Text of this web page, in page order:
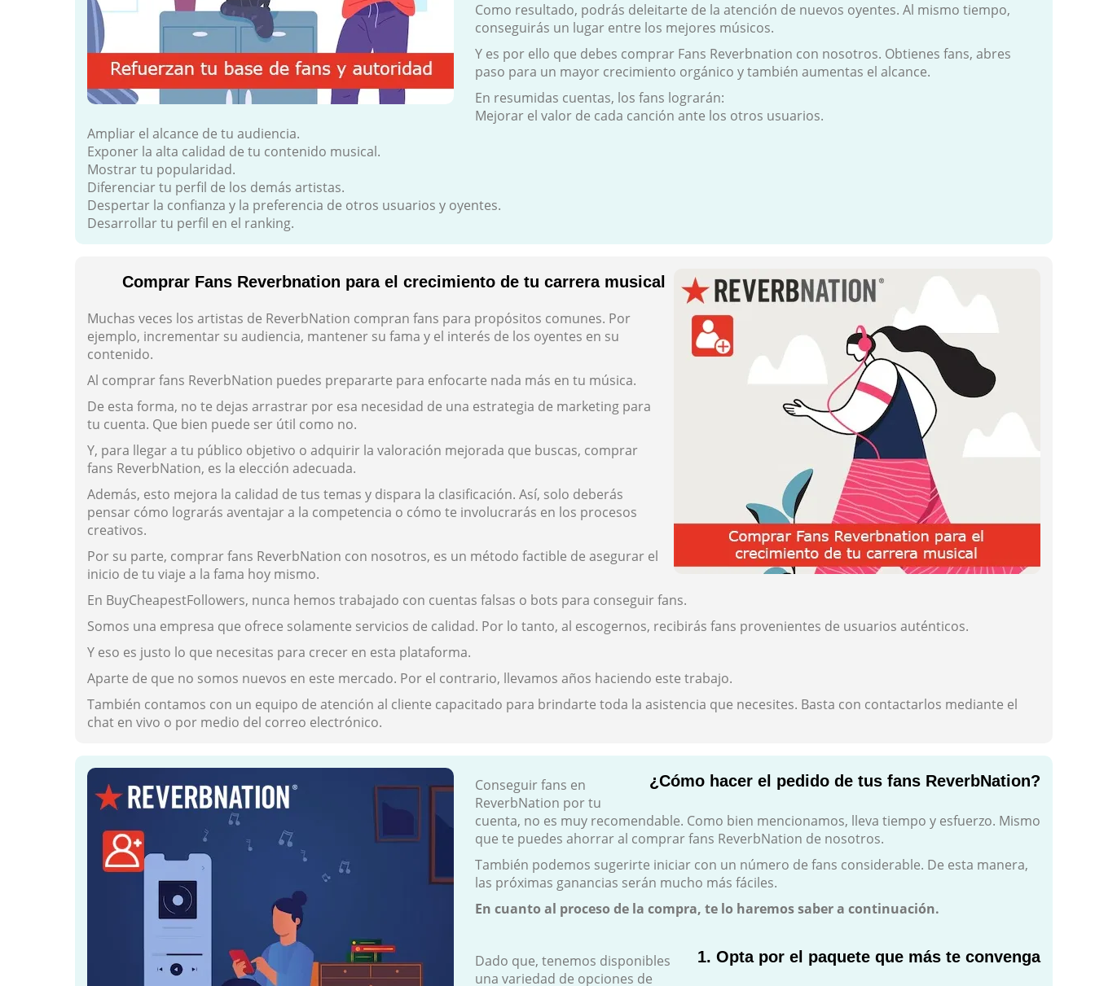
Como resultado, podrás deleitarte de la atención de nuevos oyentes. Al mismo tiempo,
conseguirás un lugar entre los mejores músicos.
Y es por ello que debes comprar Fans Reverbnation con nosotros. Obtienes fans, abres
paso para un mayor crecimiento orgánico y también aumentas el alcance.
En resumidas cuentas, los fans lograrán:
Mejorar el valor de cada canción ante los otros usuarios.
Ampliar el alcance de tu audiencia.
Exponer la alta calidad de tu contenido musical.
Mostrar tu popularidad.
Diferenciar tu perfil de los demás artistas.
Despertar la confianza y la preferencia de otros usuarios y oyentes.
Desarrollar tu perfil en el ranking.
Comprar Fans Reverbnation para el crecimiento de tu carrera musical
Muchas veces los artistas de ReverbNation compran fans para propósitos comunes. Por
ejemplo, incrementar su audiencia, mantener su fama y el interés de los oyentes en su
contenido.
Al comprar fans ReverbNation puedes prepararte para enfocarte nada más en tu música.
De esta forma, no te dejas arrastrar por esa necesidad de una estrategia de marketing para
tu cuenta. Que bien puede ser útil como no.
Y, para llegar a tu público objetivo o adquirir la valoración mejorada que buscas, comprar
fans ReverbNation, es la elección adecuada.
Además, esto mejora la calidad de tus temas y dispara la clasificación. Así, solo deberás
pensar cómo lograrás aventajar a la competencia o cómo te involucrarás en los procesos
creativos.
Por su parte, comprar fans ReverbNation con nosotros, es un método factible de asegurar el
inicio de tu viaje a la fama hoy mismo.
En BuyCheapestFollowers, nunca hemos trabajado con cuentas falsas o bots para conseguir fans.
Somos una empresa que ofrece solamente servicios de calidad. Por lo tanto, al escogernos, recibirás fans provenientes de usuarios auténticos.
Y eso es justo lo que necesitas para crecer en esta plataforma.
Aparte de que no somos nuevos en este mercado. Por el contrario, llevamos años haciendo este trabajo.
También contamos con un equipo de atención al cliente capacitado para brindarte toda la asistencia que necesites. Basta con contactarlos mediante el
chat en vivo o por medio del correo electrónico.
¿Cómo hacer el pedido de tus fans ReverbNation?
Conseguir fans en
ReverbNation por tu
cuenta, no es muy recomendable. Como bien mencionamos, lleva tiempo y esfuerzo. Mismo
que te puedes ahorrar al comprar fans ReverbNation de nosotros.
También podemos sugerirte iniciar con un número de fans considerable. De esta manera,
las próximas ganancias serán mucho más fáciles.
En cuanto al proceso de la compra, te lo haremos saber a continuación.
1. Opta por el paquete que más te convenga
Dado que, tenemos disponibles
una variedad de opciones de